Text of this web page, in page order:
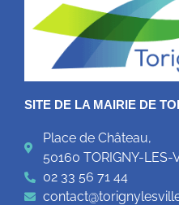
SITE DE LA MAIRIE DE
Place de Château,
50160 TORIGNY-LES-
02 33 56 71 44